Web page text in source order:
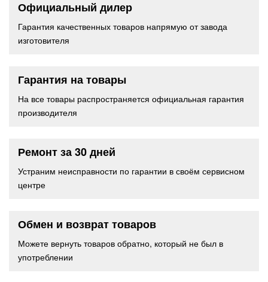
Официальный дилер
Гарантия качественных товаров напрямую от завода
изготовителя
Гарантия на товары
На все товары распространяется официальная гарантия
производителя
Ремонт за 30 дней
Устраним неисправности по гарантии в своём сервисном
центре
Обмен и возврат товаров
Можете вернуть товаров обратно, который не был в
употреблении